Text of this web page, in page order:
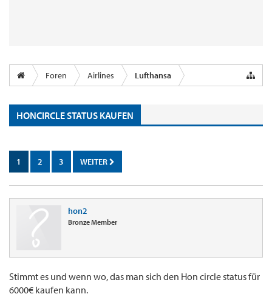
Foren Airlines Lufthansa
HONCIRCLE STATUS KAUFEN
1 2 3 WEITER
hon2
Bronze Member
Stimmt es und wenn wo, das man sich den Hon circle status für
6000€ kaufen kann.